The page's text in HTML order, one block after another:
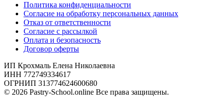
Политика конфиденциальности
Согласие на обработку персональных данных
Отказ от ответственности
Согласие с рассылкой
Оплата и безопасность
Договор оферты
ИП Крохмаль Елена Николаевна
ИНН 772749334617
ОГРНИП 313774624600680
© 2026 Pastry-School.online Все права защищены.